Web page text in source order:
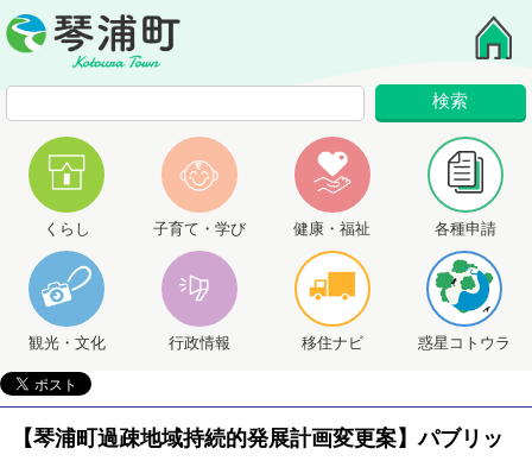
くらし 子育て・学び 健康・福祉 各種申請
観光・文化 行政情報 移住ナビ 惑星コトウラ
【琴浦町過疎地域持続的発展計画変更案】パブリッ